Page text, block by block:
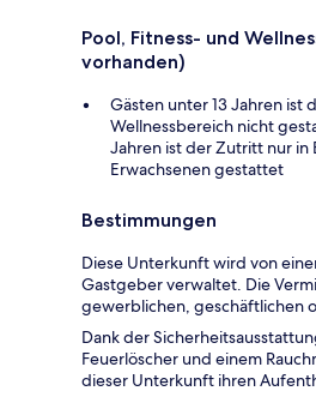
Pool, Fitness- und
vorhanden)
Gästen unter 13 Jahren ist
Wellnessbereich nicht
Jahren ist der Zutritt nur in
Erwachsenen gestattet
Bestimmungen
Diese Unterkunft wird von
Gastgeber verwaltet. Die
gewerblichen, geschäftlichen
Dank der
Feuerlöscher und einem
dieser Unterkunft ihren